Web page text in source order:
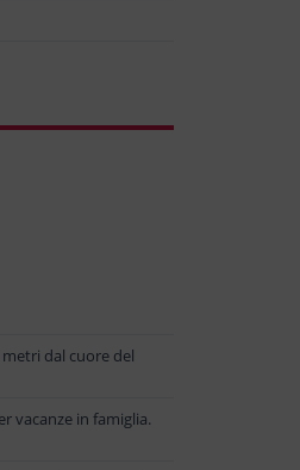
dal cuore del
vacanze in famiglia.